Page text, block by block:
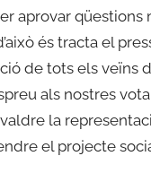
aprovar
és tracta el
de tots els veïns
als nostres
la
el projecte